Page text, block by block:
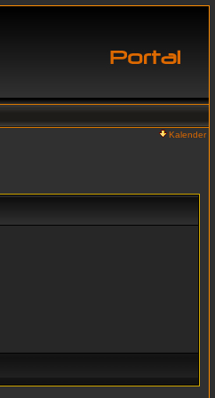
Kalender